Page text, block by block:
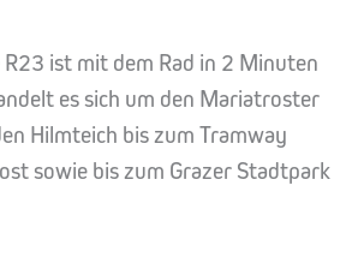
ist mit dem Rad in 2 Minuten
es sich um den Mariatroster
Hilmteich bis zum Tramway
sowie bis zum Grazer Stadtpark